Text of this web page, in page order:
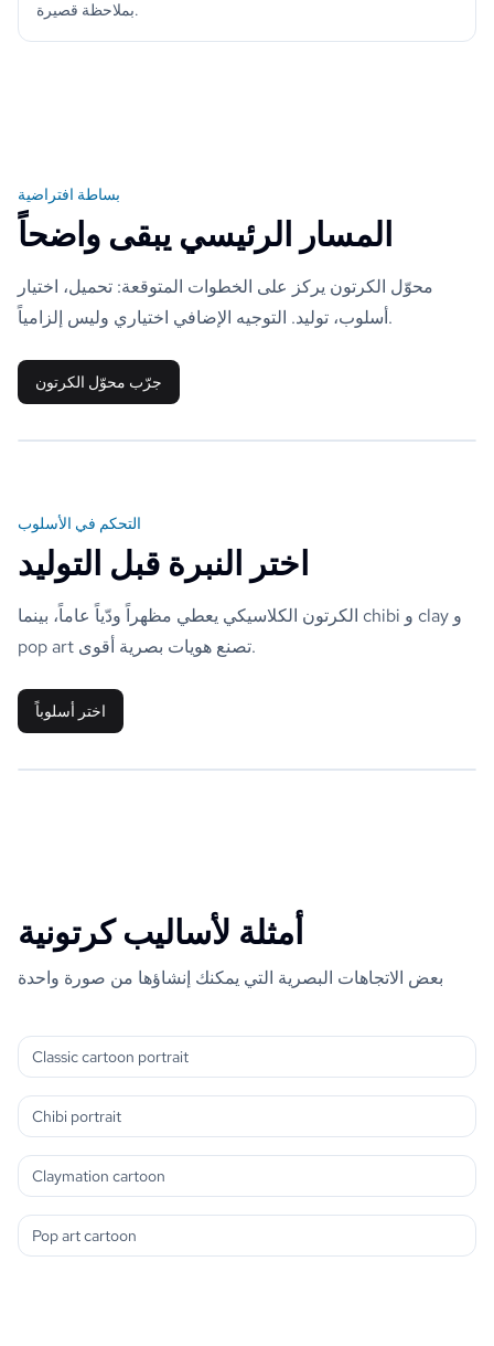
بملاحظة قصيرة.
بساطة افتراضية
المسار الرئيسي يبقى واضحاً
محوّل الكرتون يركز على الخطوات المتوقعة: تحميل، اختيار
أسلوب، توليد. التوجيه الإضافي اختياري وليس إلزامياً.
جرّب محوّل الكرتون
التحكم في الأسلوب
اختر النبرة قبل التوليد
الكرتون الكلاسيكي يعطي مظهراً ودّياً عاماً، بينما chibi و clay و
pop art تصنع هويات بصرية أقوى.
اختر أسلوباً
أمثلة لأساليب كرتونية
بعض الاتجاهات البصرية التي يمكنك إنشاؤها من صورة واحدة
Classic cartoon portrait
Chibi portrait
Claymation cartoon
Pop art cartoon